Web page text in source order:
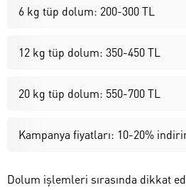
6 kg tüp dolum: 200-300 TL
12 kg tüp dolum: 350-450 TL
20 kg tüp dolum: 550-700 TL
Kampanya fiyatları: 10-20%
Dolum işlemleri sırasında dikkat